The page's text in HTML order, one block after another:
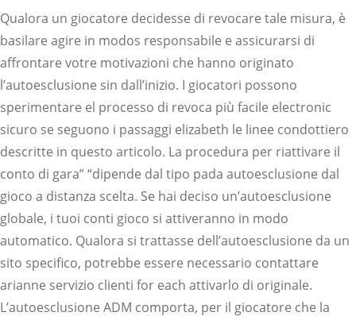
Qualora un giocatore decidesse di revocare tale misura, è
basilare agire in modos responsabile e assicurarsi di
affrontare votre motivazioni che hanno originato
l’autoesclusione sin dall’inizio. I giocatori possono
sperimentare el processo di revoca più facile electronic
sicuro se seguono i passaggi elizabeth le linee condottiero
descritte in questo articolo. La procedura per riattivare il
conto di gara” “dipende dal tipo pada autoesclusione dal
gioco a distanza scelta. Se hai deciso un’autoesclusione
globale, i tuoi conti gioco si attiveranno in modo
automatico. Qualora si trattasse dell’autoesclusione da un
sito specifico, potrebbe essere necessario contattare
arianne servizio clienti for each attivarlo di originale.
L’autoesclusione ADM comporta, per il giocatore che la